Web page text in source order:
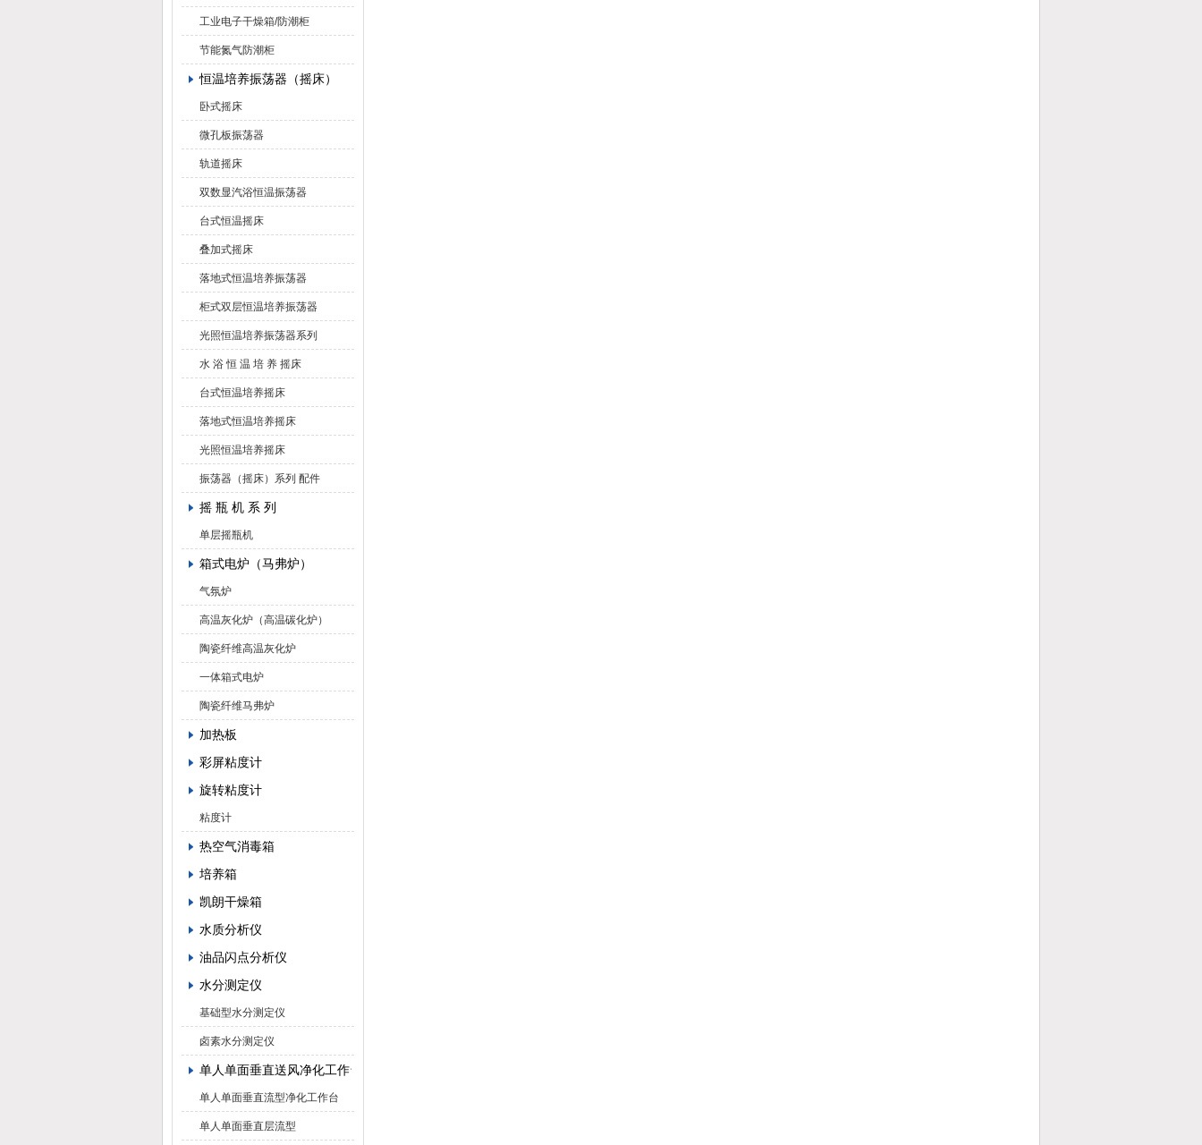
工业电子干燥箱/防潮柜
节能氮气防潮柜
恒温培养振荡器（摇床）
卧式摇床
微孔板振荡器
轨道摇床
双数显汽浴恒温振荡器
台式恒温摇床
叠加式摇床
落地式恒温培养振荡器
柜式双层恒温培养振荡器
光照恒温培养振荡器系列
水 浴 恒 温 培 养 摇床
台式恒温培养摇床
落地式恒温培养摇床
光照恒温培养摇床
振荡器（摇床）系列 配件
摇 瓶 机 系 列
单层摇瓶机
箱式电炉（马弗炉）
气氛炉
高温灰化炉（高温碳化炉）
陶瓷纤维高温灰化炉
一体箱式电炉
陶瓷纤维马弗炉
加热板
彩屏粘度计
旋转粘度计
粘度计
热空气消毒箱
培养箱
凯朗干燥箱
水质分析仪
油品闪点分析仪
水分测定仪
基础型水分测定仪
卤素水分测定仪
单人单面垂直送风净化工作台
单人单面垂直流型净化工作台
单人单面垂直层流型